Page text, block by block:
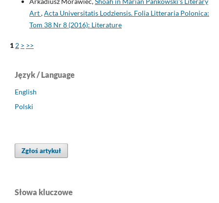
Art,Acta Universitatis Lodziensis. Folia Litteraria Polonica:
Tom 38 Nr 8 (2016): Literature
1 2 > >>
Język / Language
English
Polski
Zgłoś artykuł
Słowa kluczowe